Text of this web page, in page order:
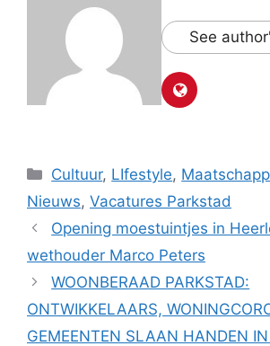
See
Categorieën
Cultuur, LIfestyle,
Nieuws, Vacatures Parkstad
Opening moestuintjes in
wethouder Marco Peters
WOONBERAAD PARKSTAD:
ONTWIKKELAARS,
GEMEENTEN SLAAN HANDEN